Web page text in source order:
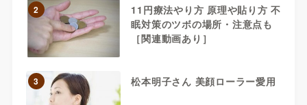
2
11円療法やり方 原理や貼り方 不
眠対策のツボの場所・注意点も
［関連動画あり］
3 松本明子さん 美顔ローラー愛用